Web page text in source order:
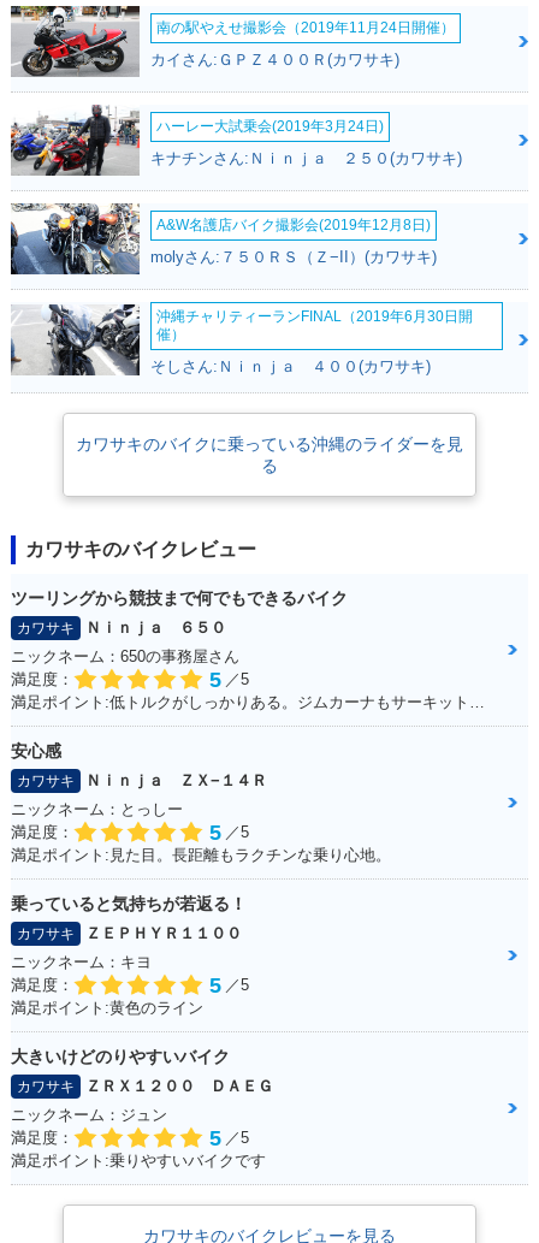
南の駅やえせ撮影会（2019年11月24日開催）
カイさん:ＧＰＺ４００Ｒ(カワサキ)
ハーレー大試乗会(2019年3月24日)
キナチンさん:Ｎｉｎｊａ ２５０(カワサキ)
A&W名護店バイク撮影会(2019年12月8日)
molyさん:７５０ＲＳ（Ｚ−II）(カワサキ)
沖縄チャリティーランFINAL（2019年6月30日開
催）
そしさん:Ｎｉｎｊａ ４００(カワサキ)
カワサキのバイクに乗っている沖縄のライダーを見
る
カワサキのバイクレビュー
ツーリングから競技まで何でもできるバイク
カワサキ
Ｎｉｎｊａ ６５０
ニックネーム：650の事務屋さん
満足度：
5 ／5
満足ポイント:低トルクがしっかりある。ジムカーナもサーキットも走れる
安心感
カワサキ
Ｎｉｎｊａ ＺＸ−１４Ｒ
ニックネーム：とっしー
満足度：
5 ／5
満足ポイント:見た目。長距離もラクチンな乗り心地。
乗っていると気持ちが若返る！
カワサキ
ＺＥＰＨＹＲ１１００
ニックネーム：キヨ
満足度：
5 ／5
満足ポイント:黄色のライン
大きいけどのりやすいバイク
カワサキ
ＺＲＸ１２００ ＤＡＥＧ
ニックネーム：ジュン
満足度：
5 ／5
満足ポイント:乗りやすいバイクです
カワサキのバイクレビューを見る